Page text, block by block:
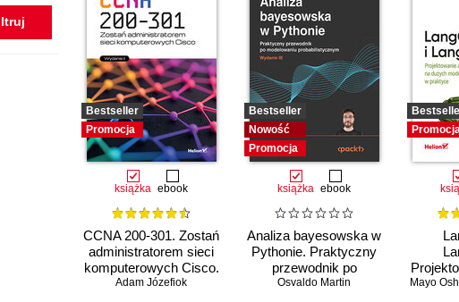
Bestseller
Promocja
książka ebook
CCNA 200-301. Zostań
administratorem sieci
komputerowych Cisco.
Wydanie II
Adam Józefiok
Bestseller
Nowość
Promocja
książka ebook
Analiza bayesowska w
Pythonie. Praktyczny
przewodnik po
modelowaniu
Osvaldo Martin Mayo